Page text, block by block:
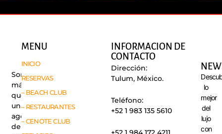
Somos
más
que
una
agencia
de
MENU
INICIO
RESERVAS
– BEACH CLUB
– RESTAURANTES
– CENOTE CLUB
INFORMACION DE
CONTACTO
Dirección:
Tulum, México.
Teléfono:
+52 1 983 135 5610
lo
mejor
del
lujo
con